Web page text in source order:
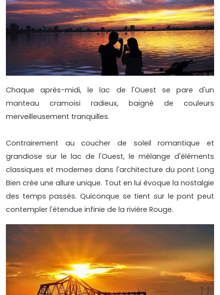
Chaque après-midi, le lac de l'Ouest se pare d'un
manteau cramoisi radieux, baigné de couleurs
merveilleusement tranquilles.
Contrairement au coucher de soleil romantique et
grandiose sur le lac de l'Ouest, le mélange d'éléments
classiques et modernes dans l'architecture du pont Long
Bien crée une allure unique. Tout en lui évoque la nostalgie
des temps passés. Quiconque se tient sur le pont peut
contempler l'étendue infinie de la rivière Rouge.